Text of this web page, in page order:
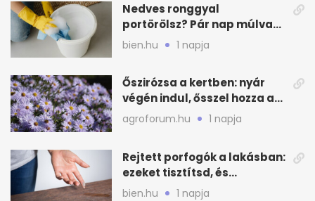
Nedves ronggyal
portörölsz? Pár nap múlva
ezért porosodik vissza a
bien.hu 1 napja
Őszirózsa a kertben: nyár
végén indul, ősszel hozza a
színét
agroforum.hu 1 napja
Rejtett porfogók a lakásban:
ezeket tisztítsd, és
ritkábban porolhatsz
bien.hu 1 napja